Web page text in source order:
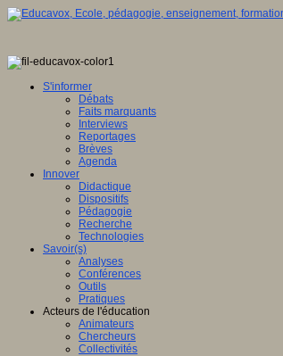
S'informer
Débats
Faits marquants
Interviews
Reportages
Brèves
Agenda
Innover
Didactique
Dispositifs
Pédagogie
Recherche
Technologies
Savoir(s)
Analyses
Conférences
Outils
Pratiques
Acteurs de l'éducation
Animateurs
Chercheurs
Collectivités